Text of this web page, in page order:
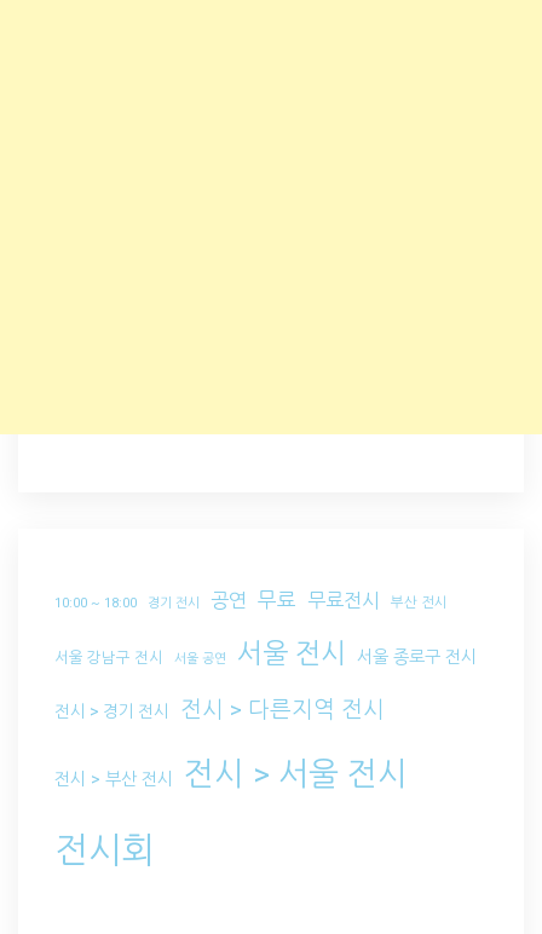
10:00 ~ 18:00 경기 전시 공연 무료 무료전시 부산 전시
서울 강남구 전시 서울 공연 서울 전시 서울 종로구 전시
전시 > 경기 전시 전시 > 다른지역 전시
전시 > 부산 전시 전시 > 서울 전시
전시회